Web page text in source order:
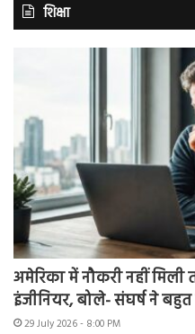
शिक्षा
अमेरिका में नौकरी नहीं मिली
इंजीनियर, बोले- संघर्ष ने
29 July 2026 - 8:00 PM